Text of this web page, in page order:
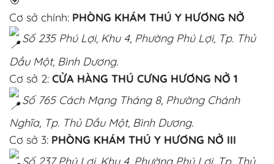
Cơ sở chính: PHÒNG KHÁM THÚ Y HƯƠNG NỞ
Số 235 Phú Lợi, Khu 4, Phường Phú Lợi, Tp. Thủ
Dầu Một, Bình Dương.
Cơ sở 2: CỬA HÀNG THÚ CƯNG HƯƠNG NỞ 1
Số 765 Cách Mạng Tháng 8, Phường Chánh
Nghĩa, Tp. Thủ Dầu Một, Bình Dương.
Cơ sở 3: PHÒNG KHÁM THÚ Y HƯƠNG NỞ III
Số 237 Phú Lợi, Khu 4, Phường Phú Lợi, Tp. Thủ